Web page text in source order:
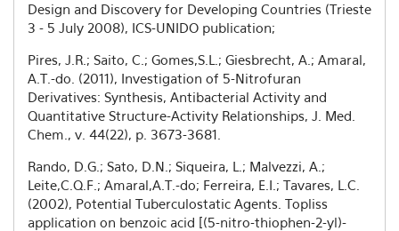
Design and Discovery for Developing Countries (Trieste
3 - 5 July 2008), ICS-UNIDO publication;
Pires, J.R.; Saito, C.; Gomes,S.L.; Giesbrecht, A.; Amaral,
A.T.-do. (2011), Investigation of 5-Nitrofuran
Derivatives: Synthesis, Antibacterial Activity and
Quantitative Structure-Activity Relationships, J. Med.
Chem., v. 44(22), p. 3673-3681.
Rando, D.G.; Sato, D.N.; Siqueira, L.; Malvezzi, A.;
Leite,C.Q.F.; Amaral,A.T.-do; Ferreira, E.I.; Tavares, L.C.
(2002), Potential Tuberculostatic Agents. Topliss
application on benzoic acid [(5-nitro-thiophen-2-yl)-